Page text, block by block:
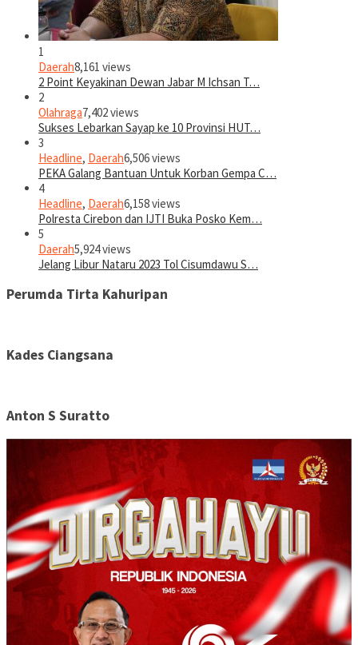
1
Daerah8,161 views
2 Point Keyakinan Dewan Jabar M Ichsan T…
2
Olahraga7,402 views
Sukses Lebarkan Sayap ke 10 Provinsi HUT…
3
Headline, Daerah6,506 views
PEKA Galang Bantuan Untuk Korban Gempa C…
4
Headline, Daerah6,158 views
Polresta Cirebon dan IJTI Buka Posko Kem…
5
Daerah5,924 views
Jelang Libur Nataru 2023 Tol Cisumdawu S…
Perumda Tirta Kahuripan
Kades Ciangsana
Anton S Suratto